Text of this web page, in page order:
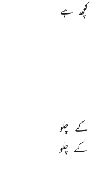
کچھ ہے
کے چلو
کے چلو